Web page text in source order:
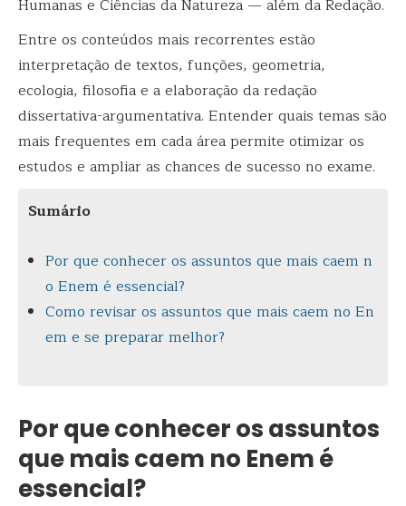
Humanas e Ciências da Natureza — além da Redação.
Entre os conteúdos mais recorrentes estão
interpretação de textos, funções, geometria,
ecologia, filosofia e a elaboração da redação
dissertativa-argumentativa. Entender quais temas são
mais frequentes em cada área permite otimizar os
estudos e ampliar as chances de sucesso no exame.
Sumário
Por que conhecer os assuntos que mais caem n
o Enem é essencial?
Como revisar os assuntos que mais caem no En
em e se preparar melhor?
Por que conhecer os assuntos
que mais caem no Enem é
essencial?